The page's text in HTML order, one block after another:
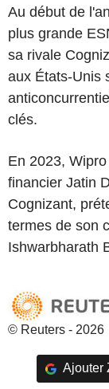
Au début de
plus grande
sa rivale
aux États-Unis
clés.
En 2023,
financier Jatin
Cognizant,
termes de son
Ishwarbharath
© Reuters - 2026
Ajouter